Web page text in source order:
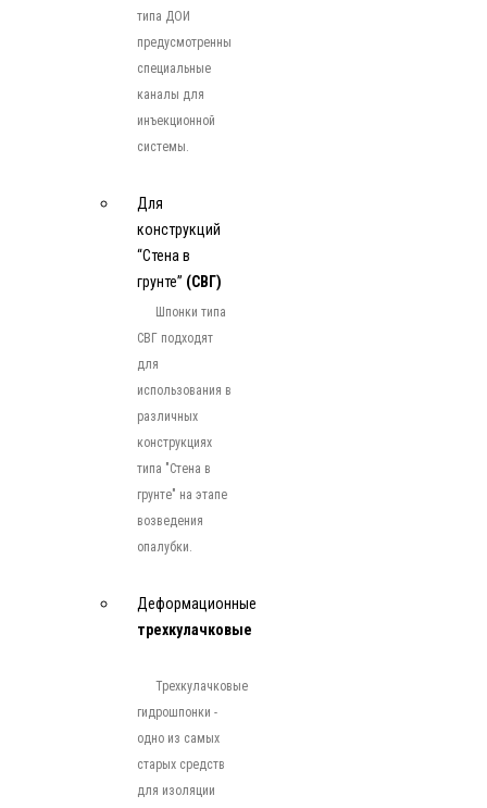
типа ДОИ
предусмотренны
специальные
каналы для
инъекционной
системы.
Для
конструкций
“Стена в
грунте” (СВГ)
Шпонки типа
СВГ подходят
для
использования в
различных
конструкциях
типа "Стена в
грунте" на этапе
возведения
опалубки.
Деформационные
трехкулачковые
Трехкулачковые
гидрошпонки -
одно из самых
старых средств
для изоляции